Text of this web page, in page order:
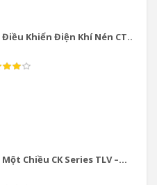
Điều Khiển Điện Khí Nén CT...
Chiều CK Series TLV –...